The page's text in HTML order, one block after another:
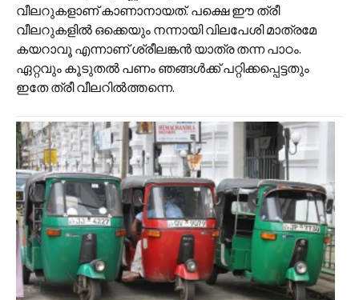
വീലറുകളാണ് കാണാനായത്. പക്ഷെ ഈ ത്രീ
വീലറുകളിൽ ഒക്കെയും നന്നായി വിലപേശി മാത്രമേ
കയറാവൂ എന്നാണ് ശ്രീലങ്കൻ യാത്ര തന്ന പാഠം.
ഏറ്റവും കൂടുതൽ പണം ഞങ്ങൾക്ക് പറ്റിക്കപ്പെട്ടതും
ഇതേ ത്രീ വീലറിൽത്തന്നെ.